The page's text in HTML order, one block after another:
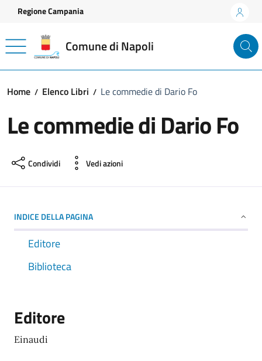
Vai ai contenuti
Vai al footer
Regione Campania
Comune di Napoli
Home Elenco Libri Le commedie di Dario Fo
Le commedie di Dario Fo
Condividi Vedi azioni
INDICE DELLA PAGINA
Editore
Biblioteca
Editore
Einaudi